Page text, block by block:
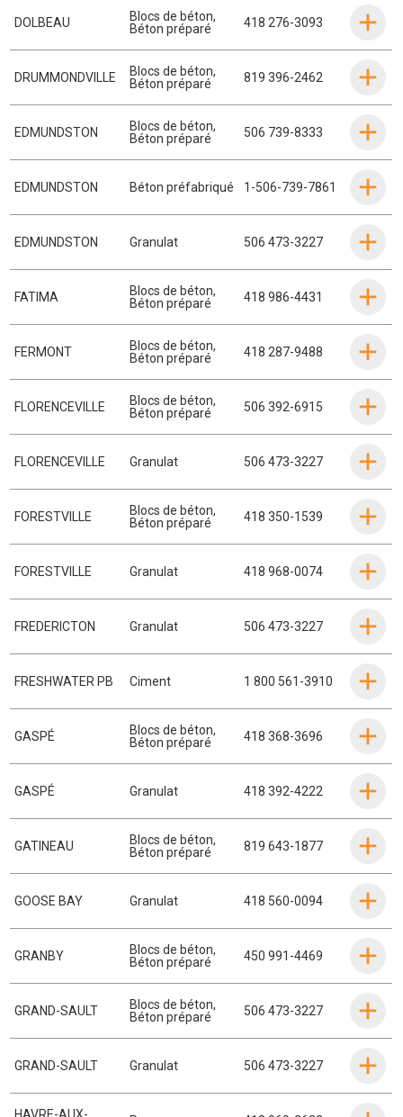
DOLBEAU Blocs de béton,
Béton préparé
418 276-3093
DRUMMONDVILLE Blocs de béton,
Béton préparé
819 396-2462
EDMUNDSTON Blocs de béton,
Béton préparé
506 739-8333
EDMUNDSTON Béton préfabriqué 1-506-739-7861
EDMUNDSTON Granulat 506 473-3227
FATIMA Blocs de béton,
Béton préparé
418 986-4431
FERMONT Blocs de béton,
Béton préparé
418 287-9488
FLORENCEVILLE Blocs de béton,
Béton préparé
506 392-6915
FLORENCEVILLE Granulat 506 473-3227
FORESTVILLE Blocs de béton,
Béton préparé
418 350-1539
FORESTVILLE Granulat 418 968-0074
FREDERICTON Granulat 506 473-3227
FRESHWATER PB Ciment 1 800 561-3910
GASPÉ Blocs de béton,
Béton préparé
418 368-3696
GASPÉ Granulat 418 392-4222
GATINEAU Blocs de béton,
Béton préparé
819 643-1877
GOOSE BAY Granulat 418 560-0094
GRANBY Blocs de béton,
Béton préparé
450 991-4469
GRAND-SAULT Blocs de béton,
Béton préparé
506 473-3227
GRAND-SAULT Granulat 506 473-3227
HAVRE-AUX-